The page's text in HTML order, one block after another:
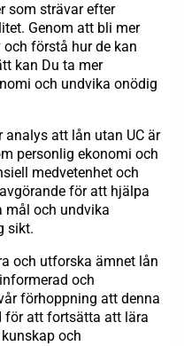
som strävar efter
Genom att bli mer
förstå hur de kan
kan Du ta mer
och undvika onödig
analys att lån utan UC är
personlig ekonomi och
medvetenhet och
för att hjälpa
mål och undvika
sikt.
och utforska ämnet lån
och
förhoppning att denna
för att fortsätta att lära
och